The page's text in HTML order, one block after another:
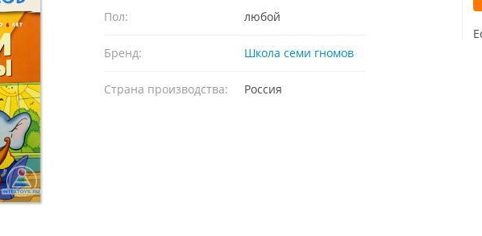
Пол: любой
Бренд: Школа семи гномов
Страна производства: Россия